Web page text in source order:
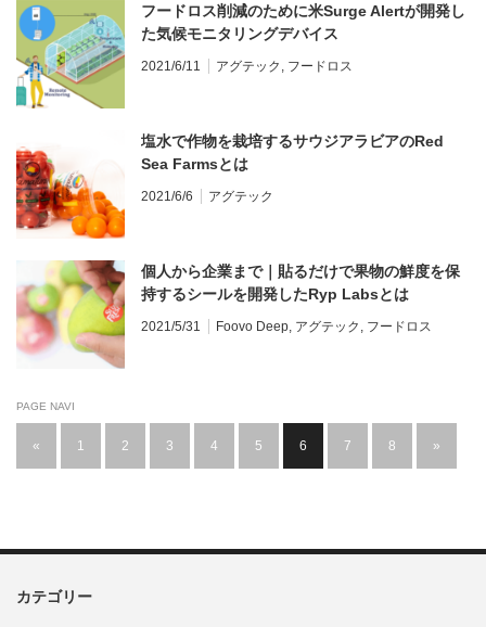
フードロス削減のために米Surge Alertが開発し
た気候モニタリングデバイス
2021/6/11 アグテック , フードロス
塩水で作物を栽培するサウジアラビアのRed
Sea Farmsとは
2021/6/6 アグテック
個人から企業まで｜貼るだけで果物の鮮度を保
持するシールを開発したRyp Labsとは
2021/5/31 Foovo Deep, アグテック , フードロス
PAGE NAVI
« 1 2 3 4 5 6 7 8 »
カテゴリー